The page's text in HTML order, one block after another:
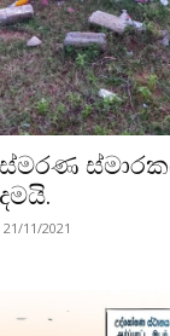
21/11/2021